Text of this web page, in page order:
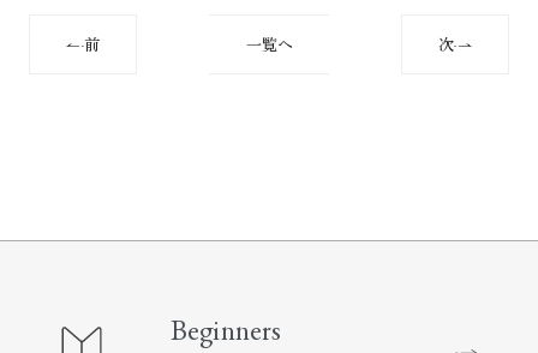
前 一覧へ 次
Beginners